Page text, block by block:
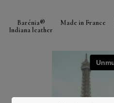
Barénia®
Indiana leather
Made in France